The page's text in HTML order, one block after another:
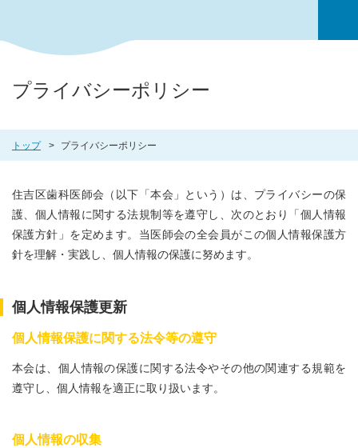
プライバシーポリシー
トップ プライバシーポリシー
住吉区歯科医師会（以下「本会」という）は、プライバシーの保
護、個人情報に関する法規制等を遵守し、次のとおり「個人情報
保護方針」を定めます。当医師会の全会員がこの個人情報保護方
針を理解・実践し、個人情報の保護に努めます。
個人情報保護更新
個人情報保護に関する法令等の遵守
本会は、個人情報の保護に関する法令やその他の関連する規範を
遵守し、個人情報を適正に取り扱います。
個人情報の収集